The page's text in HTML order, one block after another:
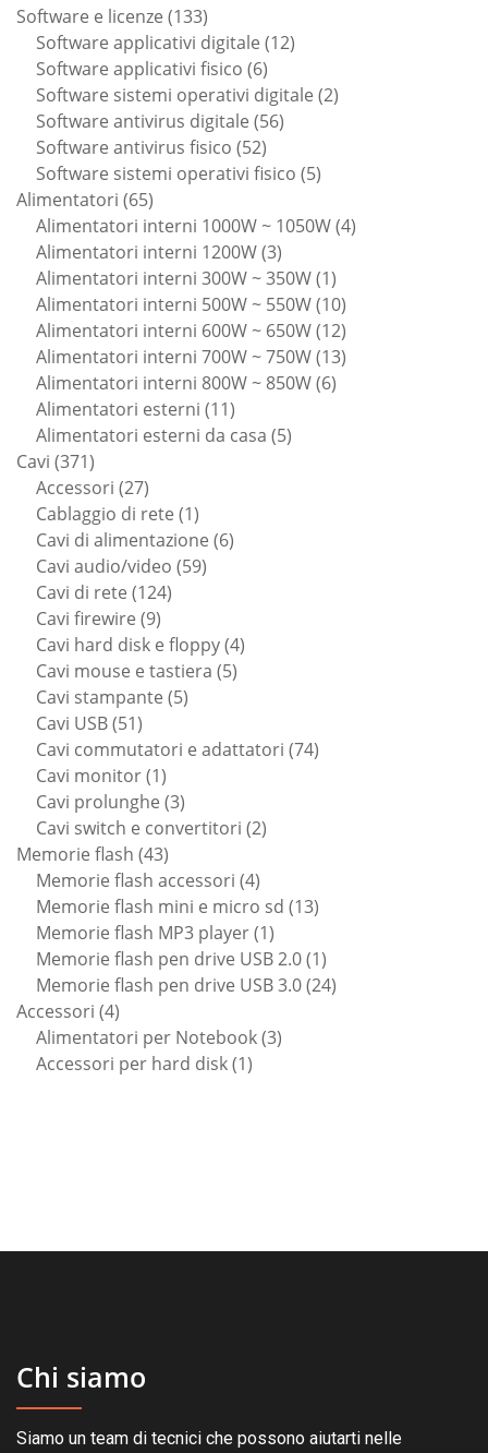
Software e licenze 133133
prodotti
Software applicativi digitale 1212
Software applicativi fisico 66
prodotti
Software sistemi operativi digitale 22
Software antivirus digitale 5656
Software antivirus fisico 5252
prodotti
Software sistemi operativi fisico 55
Alimentatori 6565
prodotti
Alimentatori interni 1000W ~ 1050W 44
Alimentatori interni 1200W 33
prodotti
Alimentatori interni 300W ~ 350W 11
prodotto
Alimentatori interni 500W ~ 550W 1010
prodotti
Alimentatori interni 600W ~ 650W 1212
prodotti
Alimentatori interni 700W ~ 750W 1313
Alimentatori interni 800W ~ 850W 66
Alimentatori esterni 1111
prodotti
Alimentatori esterni da casa 55
Cavi 371371
prodotti
Accessori 2727
prodotti
Cablaggio di rete 11
prodotto
Cavi di alimentazione 66
Cavi audio/video 5959
Cavi di rete 124124
Cavi firewire 99
prodotti
Cavi hard disk e floppy 44
Cavi mouse e tastiera 55
Cavi stampante 55
Cavi USB 5151
prodotti
Cavi commutatori e adattatori 7474
Cavi monitor 11
prodotto
Cavi prolunghe 33
prodotti
Cavi switch e convertitori 22
Memorie flash 4343
prodotti
Memorie flash accessori 44
prodotti
Memorie flash mini e micro sd 1313
Memorie flash MP3 player 11
prodotto
Memorie flash pen drive USB 2.0 11
prodotto
Memorie flash pen drive USB 3.0 2424
Accessori 44
prodotti
Alimentatori per Notebook 33
Accessori per hard disk 11
Chi siamo
Siamo un team di tecnici che possono aiutarti nelle